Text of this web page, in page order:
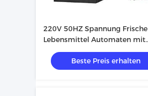
220V 50HZ Spannung Frische
Lebensmittel Automaten mit
starker Metallkonstruktion
Beste Preis erhalten